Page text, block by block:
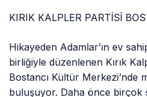
KIRIK KALPLER PARTİSİ
Hikayeden Adamlar’ın ev
birliğiyle düzenlenen Kırık
Bostancı Kültür Merkezi’nde
buluşuyor. Daha önce birçok